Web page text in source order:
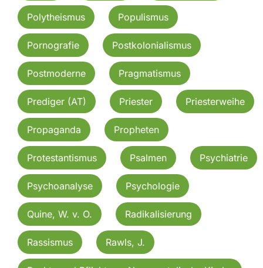
Polytheismus Populismus
Pornografie Postkolonialismus
Postmoderne Pragmatismus
Prediger (AT) Priester Priesterweihe
Propaganda Propheten
Protestantismus Psalmen Psychiatrie
Psychoanalyse Psychologie
Quine, W. v. O. Radikalisierung
Rassismus Rawls, J.